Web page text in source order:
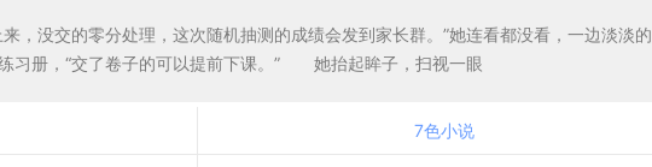
没交的零分处理，这次随机抽测的成绩会发到家长群。”她连看都没看，一边淡淡的
习册，“交了卷子的可以提前下课。” 她抬起眸子，扫视一眼
7色小说